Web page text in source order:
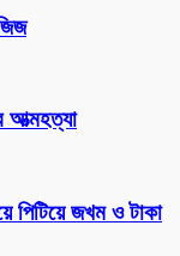
আত্মহত্যা
পিটিয়ে জখম ও টাকা